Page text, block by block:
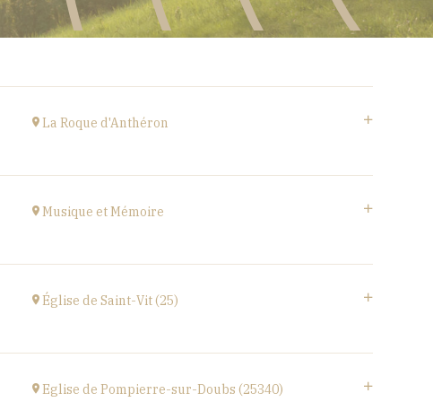
La Roque d'Anthéron
à18H30
Musique et Mémoire
(70310)
à 17H00
Église de Saint-Vit (25)
25410 SAINT-VIT
à 18H00
Eglise de Pompierre-sur-Doubs (25340)